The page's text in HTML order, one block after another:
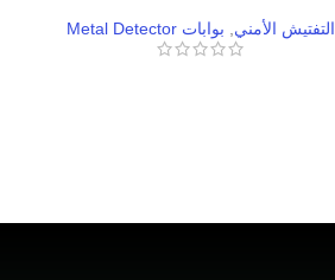
التفتيش الأمني بوابات Metal Detector